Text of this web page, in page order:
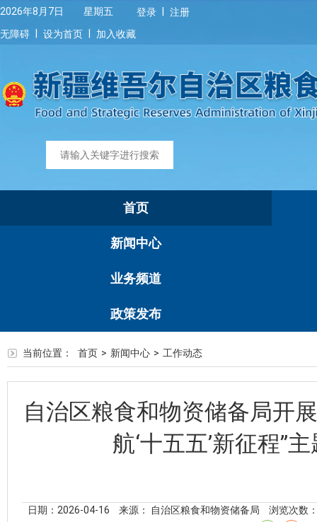
2026年8月7日 星期五 登录
注册
无障碍
设为首页 加入收藏
首页
新闻中心
业务频道
政策发布
当前位置： 首页 > 新闻中心 > 工作动态
自治区粮食和物资储备局开
航‘十五五’新征程”
日期：2026-04-16 来源： 自治区粮食和物资储备局
浏览次数